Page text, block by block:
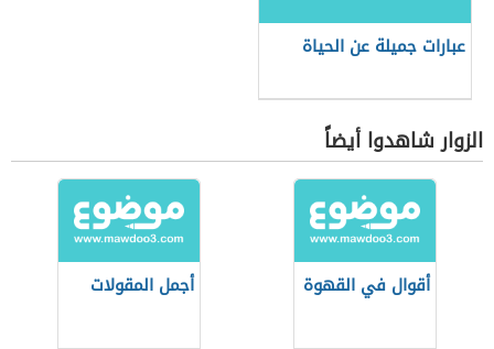
عبارات جميلة عن الحياة
الزوار شاهدوا أيضاً
أقوال في القهوة أجمل المقولات